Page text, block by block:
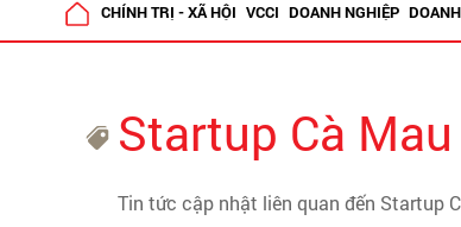
CHÍNH TRỊ - XÃ HỘI VCCI DOANH NGHIỆP
Startup Cà Mau
Tin tức cập nhật liên quan đến Startup